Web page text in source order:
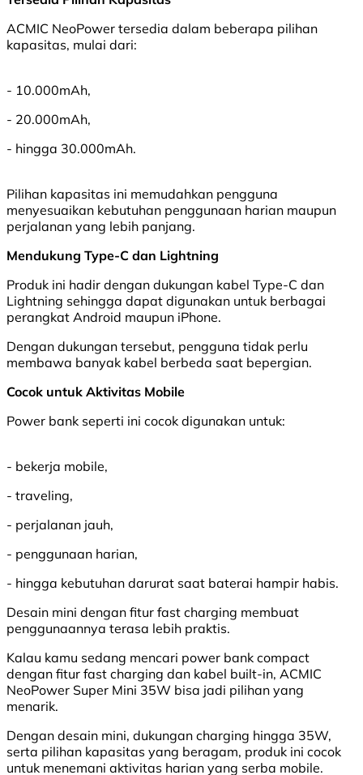
ACMIC NeoPower tersedia dalam beberapa pilihan
kapasitas, mulai dari:
- 10.000mAh,
- 20.000mAh,
- hingga 30.000mAh.
Pilihan kapasitas ini memudahkan pengguna
menyesuaikan kebutuhan penggunaan harian maupun
perjalanan yang lebih panjang.
Mendukung Type-C dan Lightning
Produk ini hadir dengan dukungan kabel Type-C dan
Lightning sehingga dapat digunakan untuk berbagai
perangkat Android maupun iPhone.
Dengan dukungan tersebut, pengguna tidak perlu
membawa banyak kabel berbeda saat bepergian.
Cocok untuk Aktivitas Mobile
Power bank seperti ini cocok digunakan untuk:
- bekerja mobile,
- traveling,
- perjalanan jauh,
- penggunaan harian,
- hingga kebutuhan darurat saat baterai hampir habis.
Desain mini dengan fitur fast charging membuat
penggunaannya terasa lebih praktis.
Kalau kamu sedang mencari power bank compact
dengan fitur fast charging dan kabel built-in, ACMIC
NeoPower Super Mini 35W bisa jadi pilihan yang
menarik.
Dengan desain mini, dukungan charging hingga 35W,
serta pilihan kapasitas yang beragam, produk ini cocok
untuk menemani aktivitas harian yang serba mobile.